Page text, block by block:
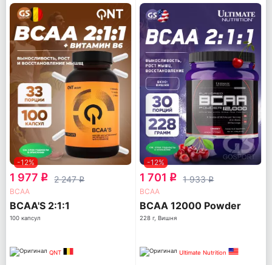
-12%
1 977 q 2 247q
ВСАА
BCAA'S 2:1:1
100 капсул
QNT
-12%
1 701 q 1 933q
ВСАА
BCAA 12000 Powder
228 г, Вишня
Ultimate Nutrition